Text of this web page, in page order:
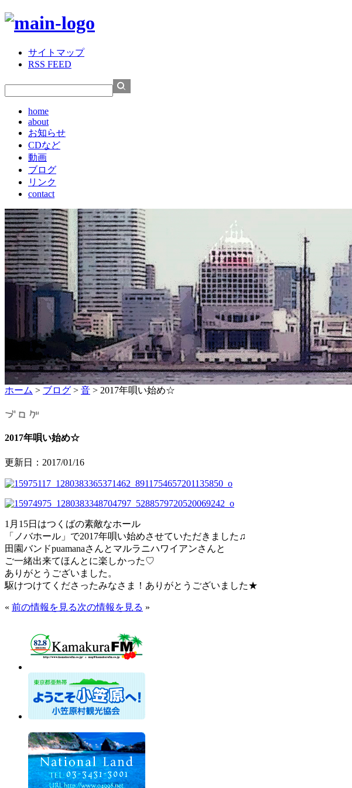
サイトマップ
RSS FEED
home
about
お知らせ
CDなど
動画
ブログ
リンク
contact
ホーム > ブログ > 音 > 2017年唄い始め☆
2017年唄い始め☆
更新日：2017/01/16
1月15日はつくばの素敵なホール
「ノバホール」で2017年唄い始めさせていただきました♫
田園バンドpuamanaさんとマルラニハワイアンさんと
ご一緒出来てほんとに楽しかった♡
ありがとうございました。
駆けつけてくださったみなさま！ありがとうございました★
« 前の情報を見る次の情報を見る »